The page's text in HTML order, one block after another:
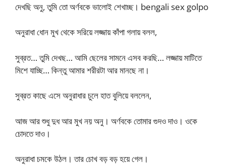
দেখছি অনু, তুমি তো অর্ণবকে ভালোই শেখাচ্ছ। bengali sex golpo
অনুরাধা ধোন মুখ থেকে সরিয়ে লজ্জায় কাঁপা গলায় বলল,
সুব্রত… তুমি দেখছ… আমি ছেলের সামনে এসব করছি… লজ্জায় মাটিতে
মিশে যাচ্ছি… কিন্তু আমার শরীরটা আর মানছে না।
সুব্রত কাছে এসে অনুরাধার চুলে হাত বুলিয়ে বললেন,
আজ আর শুধু দুধ আর মুখ নয় অনু। অর্ণবকে তোমার গুদও দাও। ওকে
চোদতে দাও।
অনুরাধা চমকে উঠল। তার চোখ বড় বড় হয়ে গেল।